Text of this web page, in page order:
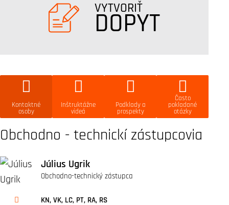
VYTVORIŤ
DOPYT
Kontaktné
osoby
Inštruktážne
videá
Podklady a
prospekty
Často
pokladané
otázky
Obchodno - technickí zástupcovia
Július Ugrik
Obchodno-technický zástupca
KN, VK, LC, PT, RA, RS